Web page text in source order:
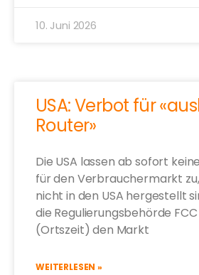
10. Juni 2026
USA: Verbot für
Router»
Die USA lassen ab sofort
für den Verbrauchermarkt
nicht in den USA hergestellt
die Regulierungsbehörde
(Ortszeit) den Markt
WEITERLESEN »